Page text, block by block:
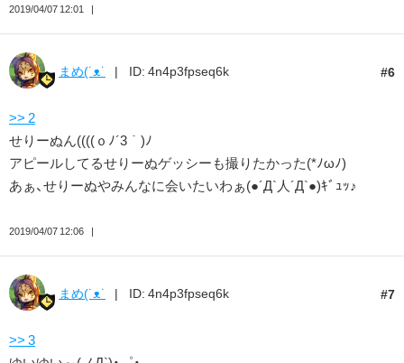
2019/04/07 12:01
6
まめ(˙ᴥ˙ ID: 4n4p3fpseq6k
>> 2
せりーぬん((((ｏﾉ´3｀)ﾉ
アピールしてるせりーぬゲッシーも撮りたかった(*ﾉωﾉ)
あぁ、せりーぬやみんなに会いたいわぁ(●´Д`人´Д`●)ｷﾞｭｯ♪
2019/04/07 12:06
7
まめ(˙ᴥ˙ ID: 4n4p3fpseq6k
>> 3